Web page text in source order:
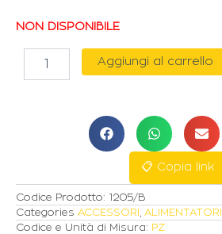
NON DISPONIBILE
ALIMENTATORE
quantità
Aggiungi al carrello
📋 Copia link
Codice Prodotto: 1205/B
Categories ACCESSORI ALIMENTATORI
Codice e Unità di Misura: PZ